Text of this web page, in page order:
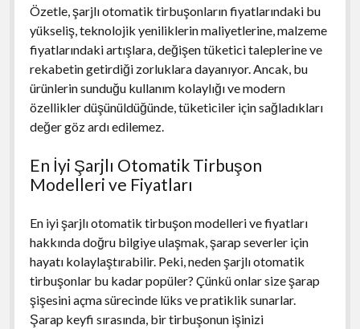
Özetle, şarjlı otomatik tirbuşonların fiyatlarındaki bu
yükseliş, teknolojik yeniliklerin maliyetlerine, malzeme
fiyatlarındaki artışlara, değişen tüketici taleplerine ve
rekabetin getirdiği zorluklara dayanıyor. Ancak, bu
ürünlerin sunduğu kullanım kolaylığı ve modern
özellikler düşünüldüğünde, tüketiciler için sağladıkları
değer göz ardı edilemez.
En İyi Şarjlı Otomatik Tirbuşon
Modelleri ve Fiyatları
En iyi şarjlı otomatik tirbuşon modelleri ve fiyatları
hakkında doğru bilgiye ulaşmak, şarap severler için
hayatı kolaylaştırabilir. Peki, neden şarjlı otomatik
tirbuşonlar bu kadar popüler? Çünkü onlar size şarap
şişesini açma sürecinde lüks ve pratiklik sunarlar.
Şarap keyfi sırasında, bir tirbuşonun işinizi